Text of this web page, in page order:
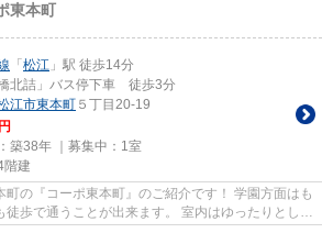
東本町
「 松江 」駅 徒歩14分
橋北詰」バス停下車 徒歩3分
江市東本町 ５丁目20-19
築38年 ｜募集中： 1室
階建
の『コーポ東本町』のご紹介です！ 学園方面はも
徒歩で通うことが出来ます。 室内はゆったりとした